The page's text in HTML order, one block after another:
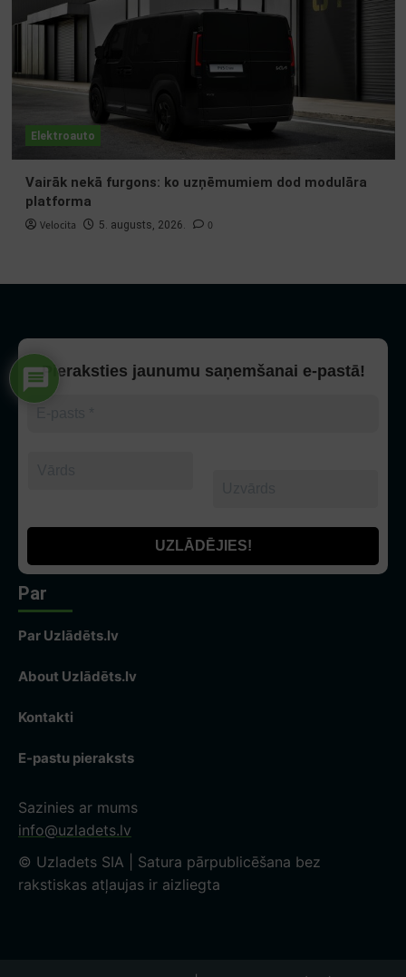
Elektroauto
Vairāk nekā furgons: ko uzņēmumiem dod modulāra
platforma
Velocita 5. augusts, 2026. 0
Pieraksties jaunumu saņemšanai e-pastā!
Par
Par Uzlādēts.lv
About Uzlādēts.lv
Kontakti
E-pastu pieraksts
Sazinies ar mums
info@uzladets.lv
© Uzladets SIA | Satura pārpublicēšana bez
rakstiskas atļaujas ir aizliegta